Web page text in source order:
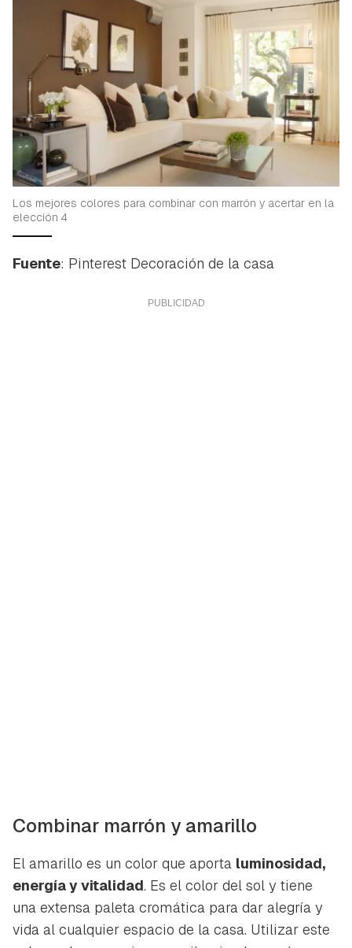
Guardar como favorito
Para poder guardar como favorito, primero has de
Los mejores colores para combinar con marrón y acertar en la
elección 4
Fuente: Pinterest Decoración de la casa
Combinar marrón y amarillo
El amarillo es un color que aporta luminosidad,
energía y vitalidad. Es el color del sol y tiene
una extensa paleta cromática para dar alegría y
vida al cualquier espacio de la casa. Utilizar este
Contenido enviado
Gracias por suscribirte a nuestro boletín.